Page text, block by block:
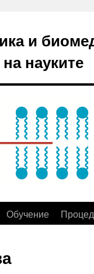
и
науките
Обучение